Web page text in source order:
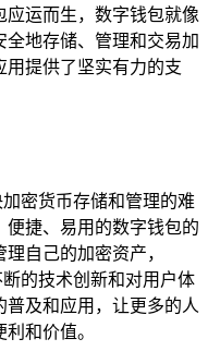
运而生，数字钱包就像
地存储、管理和交易加
用提供了坚实有力的支
密货币存储和管理的难
捷、易用的数字钱包的
自己的加密资产，
的技术创新和对用户体
及和应用，让更多的人
和价值。